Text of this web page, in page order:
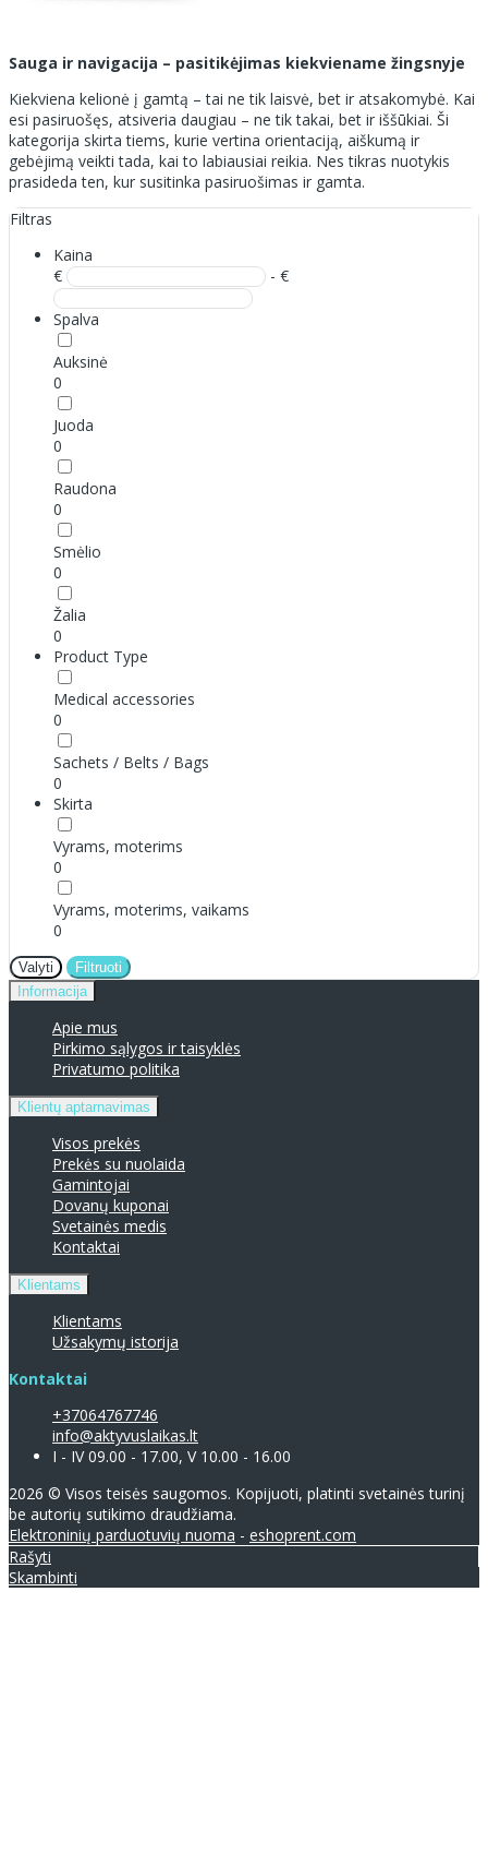
Sauga ir navigacija – pasitikėjimas kiekviename žingsnyje
Kiekviena kelionė į gamtą – tai ne tik laisvė, bet ir atsakomybė. Kai
esi pasiruošęs, atsiveria daugiau – ne tik takai, bet ir iššūkiai. Ši
kategorija skirta tiems, kurie vertina orientaciją, aiškumą ir
gebėjimą veikti tada, kai to labiausiai reikia. Nes tikras nuotykis
prasideda ten, kur susitinka pasiruošimas ir gamta.
Filtras
Kaina
€
- €
Spalva
Auksinė
0
Juoda
0
Raudona
0
Smėlio
0
Žalia
0
Product Type
Medical accessories
0
Sachets / Belts / Bags
0
Skirta
Vyrams, moterims
0
Vyrams, moterims, vaikams
0
Valyti
Filtruoti
Informacija
Apie mus
Pirkimo sąlygos ir taisyklės
Privatumo politika
Klientų aptarnavimas
Visos prekės
Prekės su nuolaida
Gamintojai
Dovanų kuponai
Svetainės medis
Kontaktai
Klientams
Klientams
Užsakymų istorija
Kontaktai
+37064767746
info@aktyvuslaikas.lt
I - IV 09.00 - 17.00, V 10.00 - 16.00
2026 © Visos teisės saugomos. Kopijuoti, platinti svetainės turinį
be autorių sutikimo draudžiama.
Elektroninių parduotuvių nuoma - eshoprent.com
Rašyti
Skambinti